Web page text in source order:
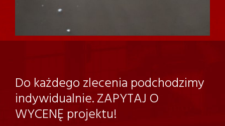
Do każdego zlecenia podchodzimy
indywidualnie. ZAPYTAJ O
WYCENĘ projektu!